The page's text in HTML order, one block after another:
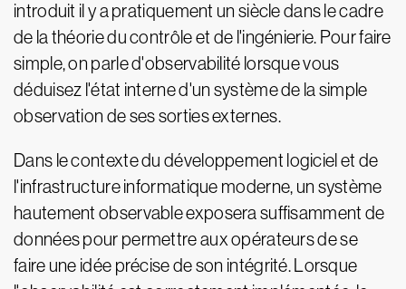
introduit il y a pratiquement un siècle dans le cadre
de la théorie du contrôle et de l'ingénierie. Pour faire
simple, on parle d'observabilité lorsque vous
déduisez l'état interne d'un système de la simple
observation de ses sorties externes.
Dans le contexte du développement logiciel et de
l'infrastructure informatique moderne, un système
hautement observable exposera suffisamment de
données pour permettre aux opérateurs de se
faire une idée précise de son intégrité. Lorsque